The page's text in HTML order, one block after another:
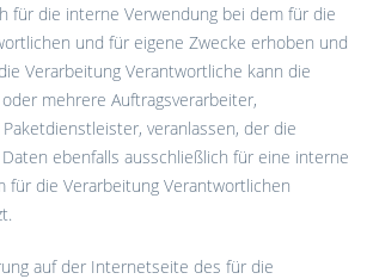
für die interne Verwendung bei dem für die
und für eigene Zwecke erhoben und
Verarbeitung Verantwortliche kann die
mehrere Auftragsverarbeiter,
veranlassen, der die
ebenfalls ausschließlich für eine interne
für die Verarbeitung Verantwortlichen
auf der Internetseite des für die